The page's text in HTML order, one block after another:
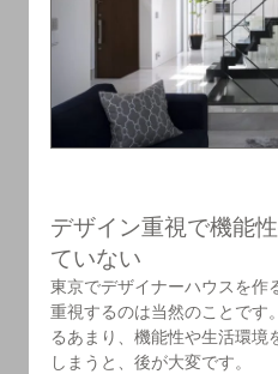
デザイン重視で機能
ていない
東京でデザイナーハウスを作
重視するのは当然のことです
るあまり、機能性や生活環境
しまうと、後が大変です。